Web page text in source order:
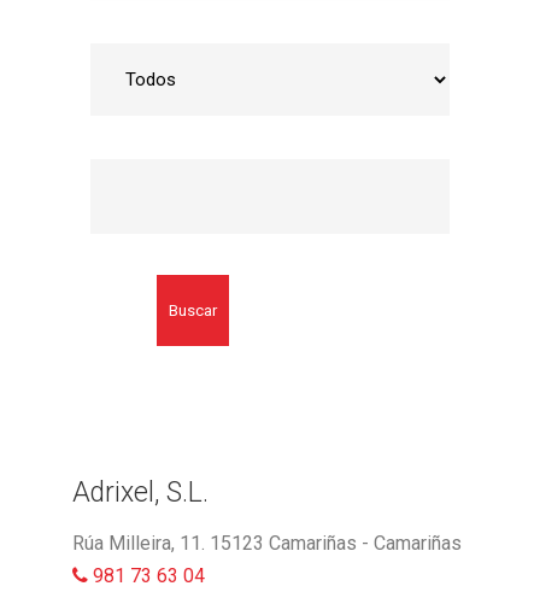
Buscar
Adrixel, S.L.
Rúa Milleira, 11. 15123 Camariñas - Camariñas
981 73 63 04